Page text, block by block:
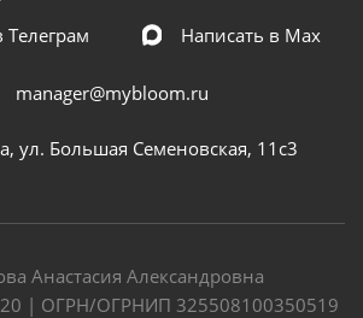
Телеграм
Написать в Мах
manager@mybloom.ru
ул. Большая Семеновская, 11с3
Анастасия Александровна
| ОГРН/ОГРНИП 325508100350519